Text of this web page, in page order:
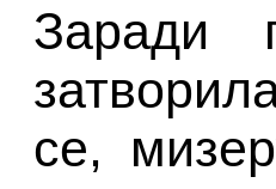
Заради
се,